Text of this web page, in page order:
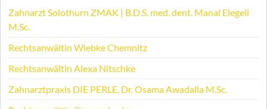
Zahnarzt Solothurn ZMAK | B.D.S. med. dent. Manal Elegeli
M.Sc.
Rechtsanwältin Wiebke Chemnitz
Rechtsanwältin Alexa Nitschke
Zahnarztpraxis DIE PERLE, Dr. Osama Awadalla M.Sc.